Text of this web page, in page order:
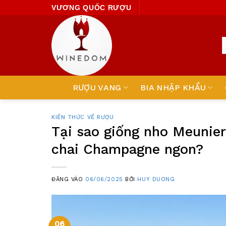
to
VƯƠNG QUỐC RƯỢU
RƯỢU VANG BIA NHẬP KHẨU
KIẾN THỨC VỀ RƯỢU
Tại sao giống nho
chai Champagne ngon?
ĐĂNG VÀO 06/06/2025 BỞI HUY DUONG
06